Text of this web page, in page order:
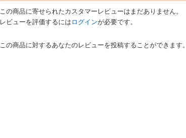
この商品に寄せられたカスタマーレビューはまだありません。
レビューを評価するには ログインが必要です。
この商品に対するあなたのレビューを投稿することができます。